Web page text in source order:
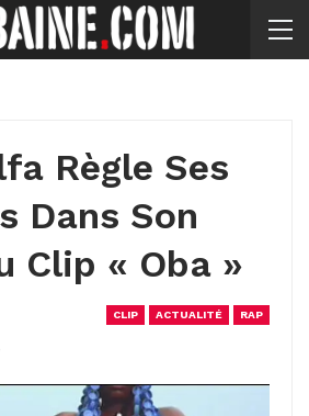
Règle Ses
Dans Son
Clip « Oba »
CLIP ACTUALITÉ RAP